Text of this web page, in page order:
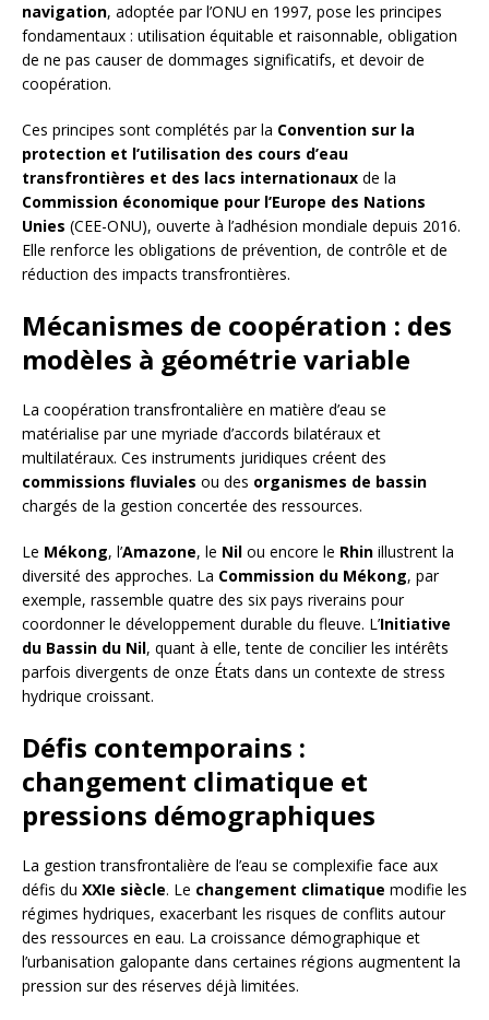
navigation, adoptée par l’ONU en 1997, pose les principes
fondamentaux : utilisation équitable et raisonnable, obligation
de ne pas causer de dommages significatifs, et devoir de
coopération.
Ces principes sont complétés par la Convention sur la
protection et l’utilisation des cours d’eau
transfrontières et des lacs internationaux de la
Commission économique pour l’Europe des Nations
Unies (CEE-ONU), ouverte à l’adhésion mondiale depuis 2016.
Elle renforce les obligations de prévention, de contrôle et de
réduction des impacts transfrontières.
Mécanismes de coopération : des
modèles à géométrie variable
La coopération transfrontalière en matière d’eau se
matérialise par une myriade d’accords bilatéraux et
multilatéraux. Ces instruments juridiques créent des
commissions fluviales ou des organismes de bassin
chargés de la gestion concertée des ressources.
Le Mékong, l’Amazone, le Nil ou encore le Rhin illustrent la
diversité des approches. La Commission du Mékong, par
exemple, rassemble quatre des six pays riverains pour
coordonner le développement durable du fleuve. L’Initiative
du Bassin du Nil, quant à elle, tente de concilier les intérêts
parfois divergents de onze États dans un contexte de stress
hydrique croissant.
Défis contemporains :
changement climatique et
pressions démographiques
La gestion transfrontalière de l’eau se complexifie face aux
défis du XXIe siècle. Le changement climatique modifie les
régimes hydriques, exacerbant les risques de conflits autour
des ressources en eau. La croissance démographique et
l’urbanisation galopante dans certaines régions augmentent la
pression sur des réserves déjà limitées.